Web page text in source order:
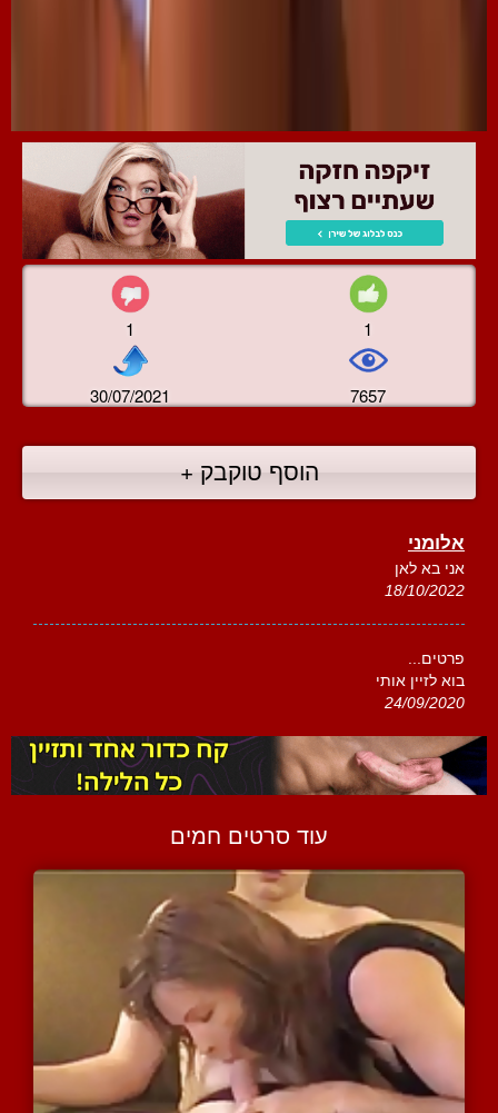
1 1
30/07/2021 7657
הוסף טוקבק +
אלומני
אני בא לאן
18/10/2022
פרטים...
בוא לזיין אותי
24/09/2020
עוד סרטים חמים